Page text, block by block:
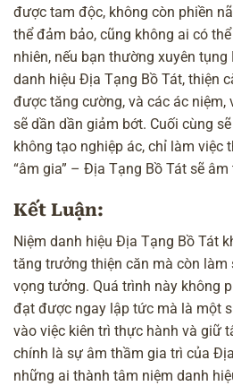
được tam độc, không còn phiền
thể đảm bảo, cũng không ai có
nhiên, nếu bạn thường xuyên
danh hiệu Địa Tạng Bồ Tát, thiện
được tăng cường, và các ác niệm,
sẽ dần dần giảm bớt. Cuối cùng
không tạo nghiệp ác, chỉ làm việc
“âm gia” – Địa Tạng Bồ Tát sẽ
Kết Luận:
Niệm danh hiệu Địa Tạng Bồ Tát
tăng trưởng thiện căn mà còn làm
vọng tưởng. Quá trình này không
đạt được ngay lập tức mà là một
vào việc kiên trì thực hành và giữ
chính là sự âm thầm gia trì của
những ai thành tâm niệm danh